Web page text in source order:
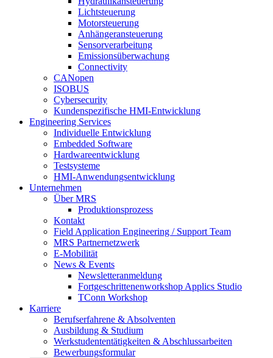
Lichtsteuerung
Motorsteuerung
Anhängeransteuerung
Sensorverarbeitung
Emissionsüberwachung
Connectivity
CANopen
ISOBUS
Cybersecurity
Kundenspezifische HMI-Entwicklung
Engineering Services
Individuelle Entwicklung
Embedded Software
Hardwareentwicklung
Testsysteme
HMI-Anwendungsentwicklung
Unternehmen
Über MRS
Produktionsprozess
Kontakt
Field Application Engineering / Support Team
MRS Partnernetzwerk
E-Mobilität
News & Events
Newsletteranmeldung
Fortgeschrittenenworkshop Applics Studio
TConn Workshop
Karriere
Berufserfahrene & Absolventen
Ausbildung & Studium
Werkstudententätigkeiten & Abschlussarbeiten
Bewerbungsformular